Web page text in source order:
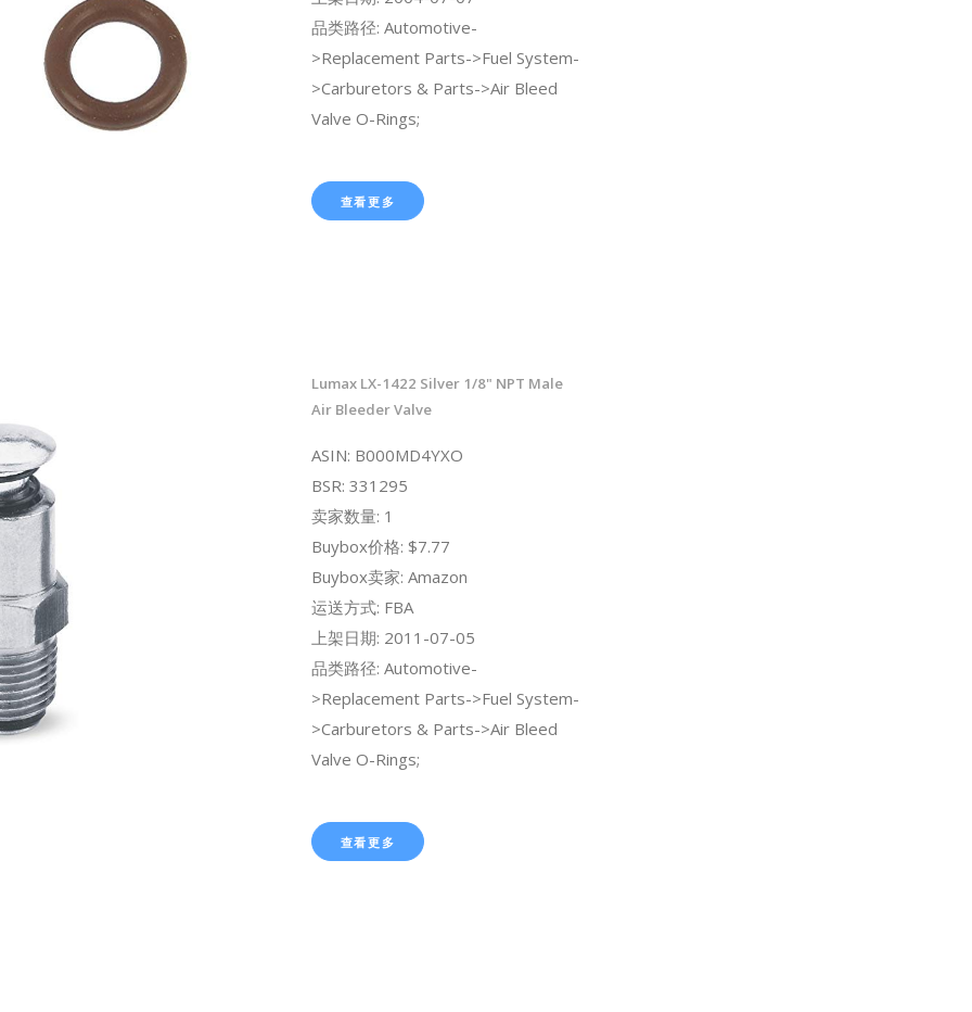
品类路径: Automotive-
>Replacement Parts->Fuel System-
>Carburetors & Parts->Air Bleed
Valve O-Rings;
查看更多
Lumax LX-1422 Silver 1/8" NPT Male
Air Bleeder Valve
ASIN: B000MD4YXO
BSR: 331295
卖家数量: 1
Buybox价格: $7.77
Buybox卖家: Amazon
运送方式: FBA
上架日期: 2011-07-05
品类路径: Automotive-
>Replacement Parts->Fuel System-
>Carburetors & Parts->Air Bleed
Valve O-Rings;
查看更多